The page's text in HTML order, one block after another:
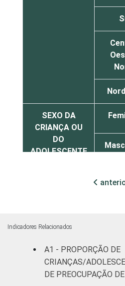
SEXO DA
CRIANÇA OU
DO
ADOLESCENTE
Indicadores Relacionados
A1 - PROPORÇÃO DE
CRIANÇAS/
DE PREOCUPAÇÃO